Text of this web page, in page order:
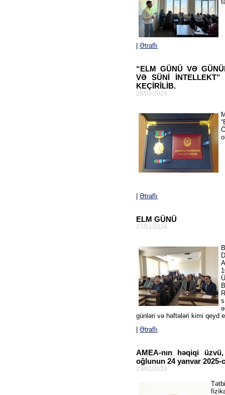
Ətraflı
“ELM GÜNÜ VƏ
VƏ SÜNİ İNTELLEKT”
KEÇİRİLİB.
28/03/2024
Ətraflı
ELM GÜNÜ
27/03/2024
günləri və həftələri kimi qeyd
Ətraflı
AMEA-nın həqiqi
oğlunun 24 yanvar 2025-
23/01/2024